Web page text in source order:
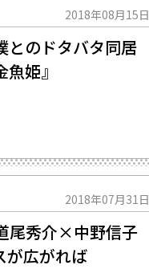
2018年08月15日
とのドタバタ同居
姫』
2018年07月31日
尾秀介×中野信子
が広がれば